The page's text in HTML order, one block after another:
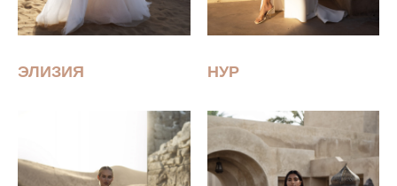
ЭЛИЗИЯ НУР